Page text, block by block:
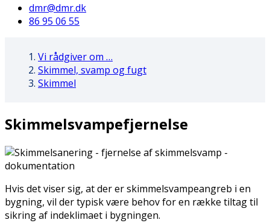
dmr@dmr.dk
86 95 06 55
Vi rådgiver om …
Skimmel, svamp og fugt
Skimmel
Skimmelsvampefjernelse
Hvis det viser sig, at der er skimmelsvampeangreb i en
bygning, vil der typisk være behov for en række tiltag til
sikring af indeklimaet i bygningen.